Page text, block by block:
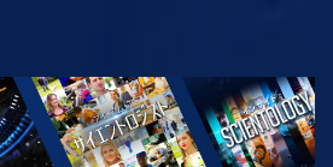
シリーズを探求